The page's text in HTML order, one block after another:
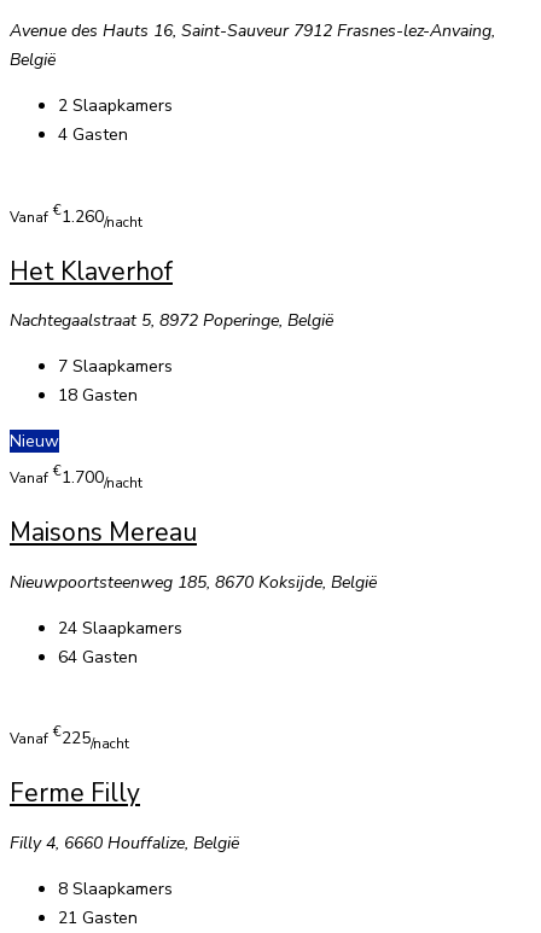
Avenue des Hauts 16, Saint-Sauveur 7912 Frasnes-lez-Anvaing,
België
2 Slaapkamers
4 Gasten
Vanaf €1.260/nacht
Het Klaverhof
Nachtegaalstraat 5, 8972 Poperinge, België
7 Slaapkamers
18 Gasten
Nieuw
Vanaf €1.700/nacht
Maisons Mereau
Nieuwpoortsteenweg 185, 8670 Koksijde, België
24 Slaapkamers
64 Gasten
Vanaf €225/nacht
Ferme Filly
Filly 4, 6660 Houffalize, België
8 Slaapkamers
21 Gasten